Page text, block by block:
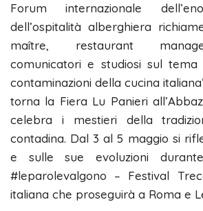
Forum internazionale
dell’ospitalità alberghiera
maître, restaurant
comunicatori e studiosi sul tema
contaminazioni della cucina
torna la Fiera Lu Panieri
celebra i mestieri della
contadina. Dal 3 al 5 maggio si
e sulle sue evoluzioni
#leparolevalgono – Festival
italiana che proseguirà a Roma e